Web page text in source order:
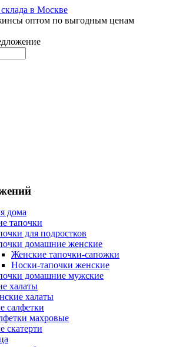
оптом по выгодным ценам
дома
тапочки
для подростков
домашние женские
Женские тапочки-сапожки
Носки-тапочки женские
домашние мужские
халаты
халаты
салфетки
махровые
скатерти